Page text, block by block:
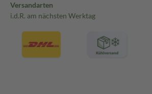
Versandarten
i.d.R. am nächsten Werktag